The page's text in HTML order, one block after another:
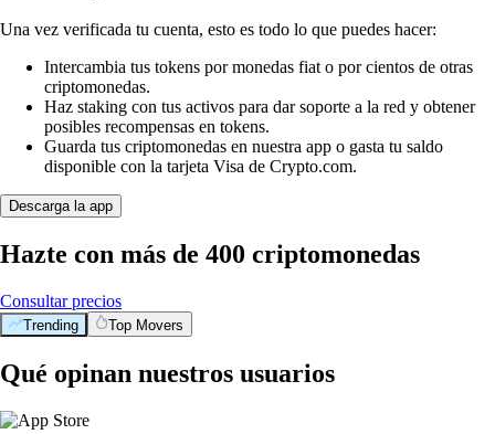
Una vez verificada tu cuenta, esto es todo lo que puedes hacer:
Intercambia tus tokens por monedas fiat o por cientos de otras
criptomonedas.
Haz staking con tus activos para dar soporte a la red y obtener
posibles recompensas en tokens.
Guarda tus criptomonedas en nuestra app o gasta tu saldo
disponible con la tarjeta Visa de Crypto.com.
Descarga la app
Hazte con más de 400 criptomonedas
Consultar precios
Trending Top Movers
Qué opinan nuestros usuarios